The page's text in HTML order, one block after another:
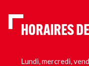
HORAIRES
Lundi, mercredi,